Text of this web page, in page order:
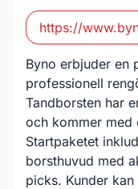
https://
Byno erbjuder en
professionell
Tandborsten har
och kommer med
Startpaketet
borsthuvud med
picks. Kunder